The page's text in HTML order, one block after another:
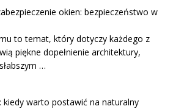
okien: bezpieczeństwo w
to temat, który dotyczy każdego z
piękne dopełnienie architektury,
…
kiedy warto postawić na naturalny